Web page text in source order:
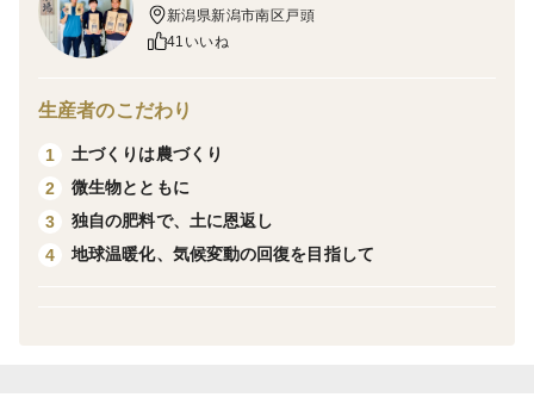
「土づくり」。肥料に頼りすぎない農業を実践していま
す。作物本来の生命力を土の力で最大限に引き出した、
します。
産地の特徴
粘土質の田畑を生かした農業の盛んな地域です。雄大な
新潟県新潟市南区戸頭
41いいね
生産者のこだわり
1
土づくりは農づくり
2
微生物とともに
3
独自の肥料で、土に恩返し
4
地球温暖化、気候変動の回復を目指して